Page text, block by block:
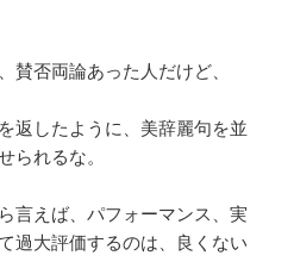
賛否両論あった人だけど、
返したように、美辞麗句を並
られるな。
言えば、パフォーマンス、実
過大評価するのは、良くない